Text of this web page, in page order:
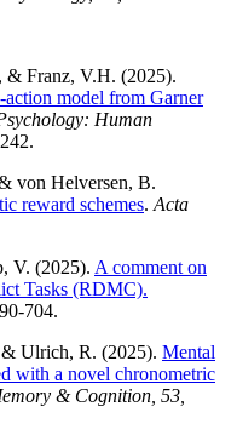
& Franz, V.H. (2025).
model from Garner
Human
von Helversen, B.
reward schemes. Acta
V. (2025). A comment on
Tasks (RDMC).
704.
Ulrich, R. (2025). Mental
with a novel chronometric
& Cognition, 53,